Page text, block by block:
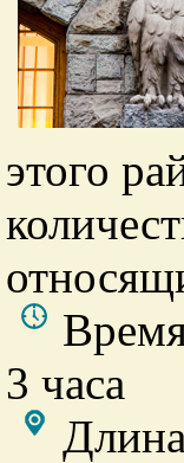
этого
3 часа